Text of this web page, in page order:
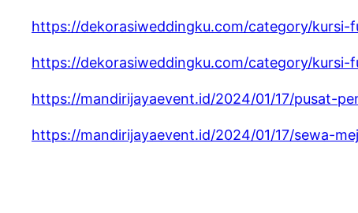
https://dekorasiweddingku.com/category/kursi-
https://dekorasiweddingku.com/category/kursi-
https://mandirijayaevent.id/2024/01/17/pusat-
https://mandirijayaevent.id/2024/01/17/sewa-